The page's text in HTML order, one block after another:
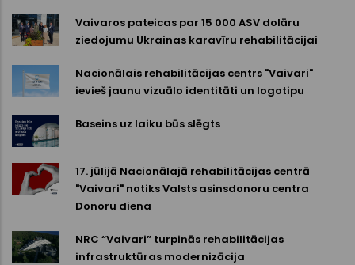
Vaivaros pateicas par 15 000 ASV dolāru
ziedojumu Ukrainas karavīru rehabilitācijai
Nacionālais rehabilitācijas centrs "Vaivari"
ievieš jaunu vizuālo identitāti un logotipu
Baseins uz laiku būs slēgts
17. jūlijā Nacionālajā rehabilitācijas centrā
"Vaivari" notiks Valsts asinsdonoru centra
Donoru diena
NRC “Vaivari” turpinās rehabilitācijas
infrastruktūras modernizācija